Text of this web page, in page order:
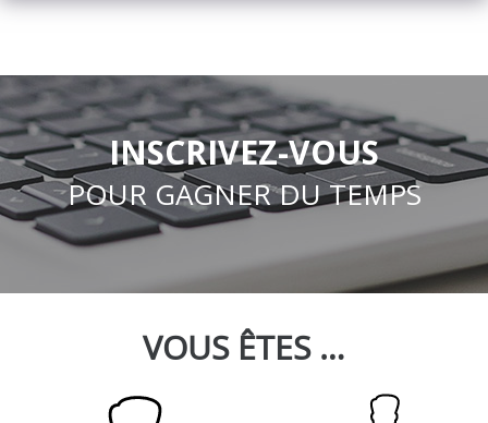
INSCRIVEZ-VOUS
POUR GAGNER DU TEMPS
VOUS ÊTES …